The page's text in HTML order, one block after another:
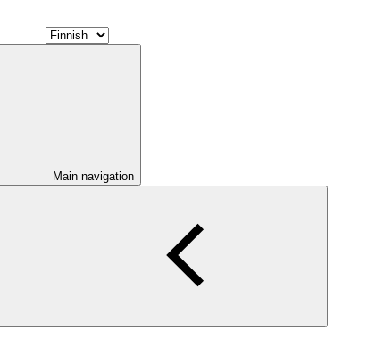
Main navigation